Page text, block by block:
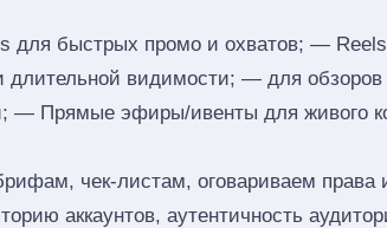
быстрых промо и охватов; — Reels
видимости; — для
— Прямые эфиры/ивенты для живого
чек‑листам, оговариваем права
аккаунтов, аутентичность